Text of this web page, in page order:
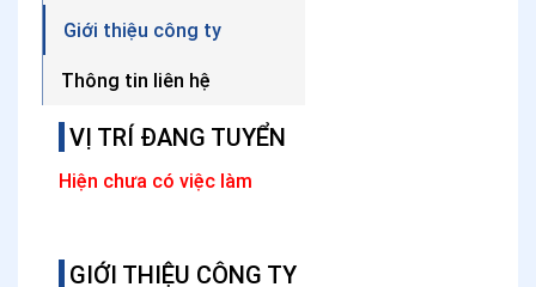
VỊ TRÍ ĐANG TUYỂN
Hiện chưa có việc làm
GIỚI THIỆU CÔNG TY
Giới thiệu công ty
Thông tin liên hệ